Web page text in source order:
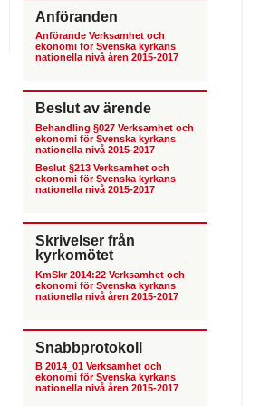
Anföranden
Anförande Verksamhet och
ekonomi för Svenska kyrkans
nationella nivå åren 2015-2017
Beslut av ärende
Behandling §027 Verksamhet och
ekonomi för Svenska kyrkans
nationella nivå 2015-2017
Beslut §213 Verksamhet och
ekonomi för Svenska kyrkans
nationella nivå 2015-2017
Skrivelser från
kyrkomötet
KmSkr 2014:22 Verksamhet och
ekonomi för Svenska kyrkans
nationella nivå åren 2015-2017
Snabbprotokoll
B 2014_01 Verksamhet och
ekonomi för Svenska kyrkans
nationella nivå åren 2015-2017